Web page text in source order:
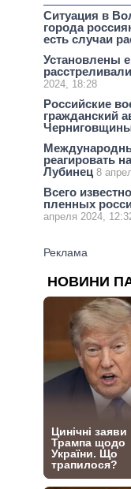
Ситуация в
города
есть случаи
Установлены
2024, 18:28
Российские
гражданский
реагировать
Лубинец 8
Всего
пленных
апреля 2024,